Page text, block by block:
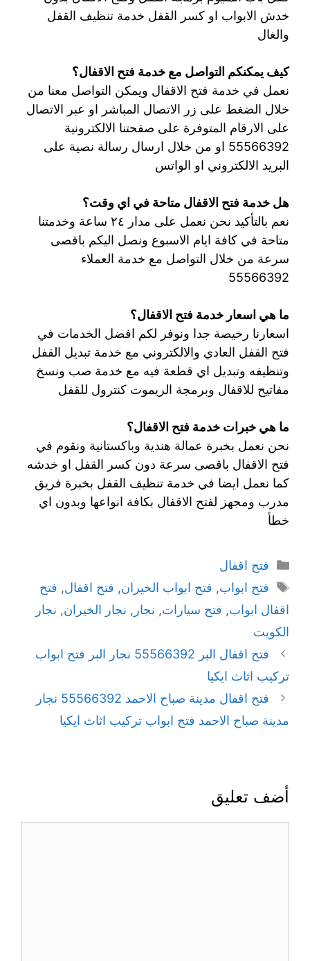
خدش الابواب او كسر القفل خدمة تنظيف القفل
والغال
كيف يمكنكم التواصل مع خدمة فتح الاقفال؟
نعمل في خدمة فتح الاقفال ويمكن التواصل معنا من
خلال الضغط على زر الاتصال المباشر او عبر الاتصال
على الارقام المتوفرة على صفحتنا الالكترونية
55566392 او من خلال ارسال رسالة نصية على
البريد الالكتروني او الواتس
هل خدمة فتح الاقفال متاحة في اي وقت؟
نعم بالتأكيد نحن نعمل على مدار ٢٤ ساعة وخدمتنا
متاحة في كافة ايام الاسبوع ونصل اليكم باقصى
سرعة من خلال التواصل مع خدمة العملاء
55566392
ما هي اسعار خدمة فتح الاقفال؟
اسعارنا رخيصة جدا ونوفر لكم افضل الخدمات في
فتح القفل العادي والالكتروني مع خدمة تبديل القفل
وتنظيفه وتبديل اي قطعة فيه مع خدمة صب ونسخ
مفاتيح للاقفال وبرمجة الريموت كنترول للقفل
ما هي خبرات خدمة فتح الاقفال؟
نحن نعمل بخبرة عمالة هندية وباكستانية ونقوم في
فتح الاقفال باقصى سرعة دون كسر القفل او خدشه
كما نعمل ايضا في خدمة تنظيف القفل بخبرة فريق
مدرب ومجهز لفتح الاقفال بكافة انواعها وبدون اي
خطأ
فتح اقفال
فتح ابواب, فتح ابواب الخيران, فتح اقفال, فتح
اقفال ابواب, فتح سيارات, نجار , نجار الخيران, نجار
الكويت
فتح اقفال البر 55566392 نجار البر فتح ابواب
تركيب اثاث ايكيا
فتح اقفال مدينة صباح الاحمد 55566392 نجار
مدينة صباح الاحمد فتح ابواب تركيب اثاث ايكيا
أضف تعليق